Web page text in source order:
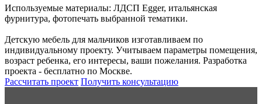
Используемые материалы: ЛДСП Egger, итальянская
фурнитура, фотопечать выбранной тематики.
Детскую мебель для мальчиков изготавливаем по
индивидуальному проекту. Учитываем параметры помещения,
возраст ребенка, его интересы, ваши пожелания. Разработка
проекта - бесплатно по Москве.
Рассчитать проект Получить консультацию